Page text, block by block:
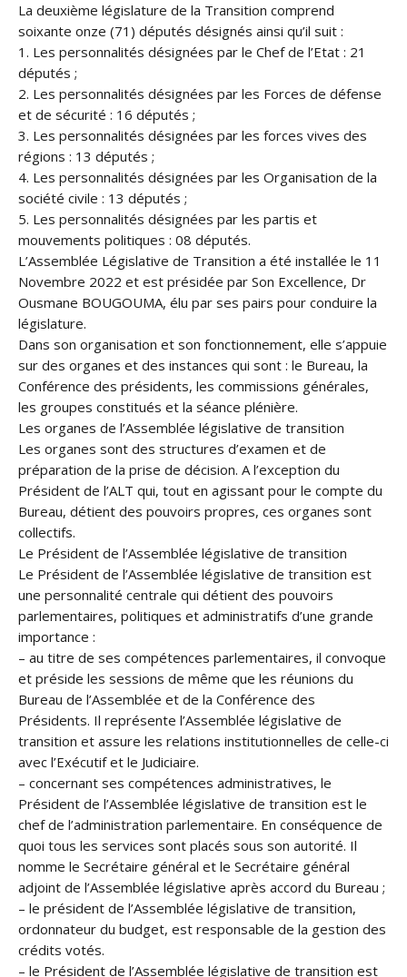
La deuxième législature de la Transition comprend
soixante onze (71) députés désignés ainsi qu’il suit :
1. Les personnalités désignées par le Chef de l’Etat : 21
députés ;
2. Les personnalités désignées par les Forces de défense
et de sécurité : 16 députés ;
3. Les personnalités désignées par les forces vives des
régions : 13 députés ;
4. Les personnalités désignées par les Organisation de la
société civile : 13 députés ;
5. Les personnalités désignées par les partis et
mouvements politiques : 08 députés.
L’Assemblée Législative de Transition a été installée le 11
Novembre 2022 et est présidée par Son Excellence, Dr
Ousmane BOUGOUMA, élu par ses pairs pour conduire la
législature.
Dans son organisation et son fonctionnement, elle s’appuie
sur des organes et des instances qui sont : le Bureau, la
Conférence des présidents, les commissions générales,
les groupes constitués et la séance plénière.
Les organes de l’Assemblée législative de transition
Les organes sont des structures d’examen et de
préparation de la prise de décision. A l’exception du
Président de l’ALT qui, tout en agissant pour le compte du
Bureau, détient des pouvoirs propres, ces organes sont
collectifs.
Le Président de l’Assemblée législative de transition
Le Président de l’Assemblée législative de transition est
une personnalité centrale qui détient des pouvoirs
parlementaires, politiques et administratifs d’une grande
importance :
– au titre de ses compétences parlementaires, il convoque
et préside les sessions de même que les réunions du
Bureau de l’Assemblée et de la Conférence des
Présidents. Il représente l’Assemblée législative de
transition et assure les relations institutionnelles de celle-ci
avec l’Exécutif et le Judiciaire.
– concernant ses compétences administratives, le
Président de l’Assemblée législative de transition est le
chef de l’administration parlementaire. En conséquence de
quoi tous les services sont placés sous son autorité. Il
nomme le Secrétaire général et le Secrétaire général
adjoint de l’Assemblée législative après accord du Bureau ;
– le président de l’Assemblée législative de transition,
ordonnateur du budget, est responsable de la gestion des
crédits votés.
– le Président de l’Assemblée législative de transition est